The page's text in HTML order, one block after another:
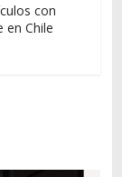
con
en Chile